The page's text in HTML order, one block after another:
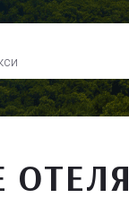
ОТЕЛЯ